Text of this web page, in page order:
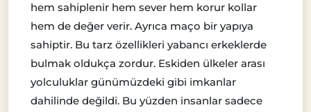
hem sahiplenir hem sever hem korur kollar
hem de değer verir. Ayrıca maço bir yapıya
sahiptir. Bu tarz özellikleri yabancı erkeklerde
bulmak oldukça zordur. Eskiden ülkeler arası
yolculuklar günümüzdeki gibi imkanlar
dahilinde değildi. Bu yüzden insanlar sadece